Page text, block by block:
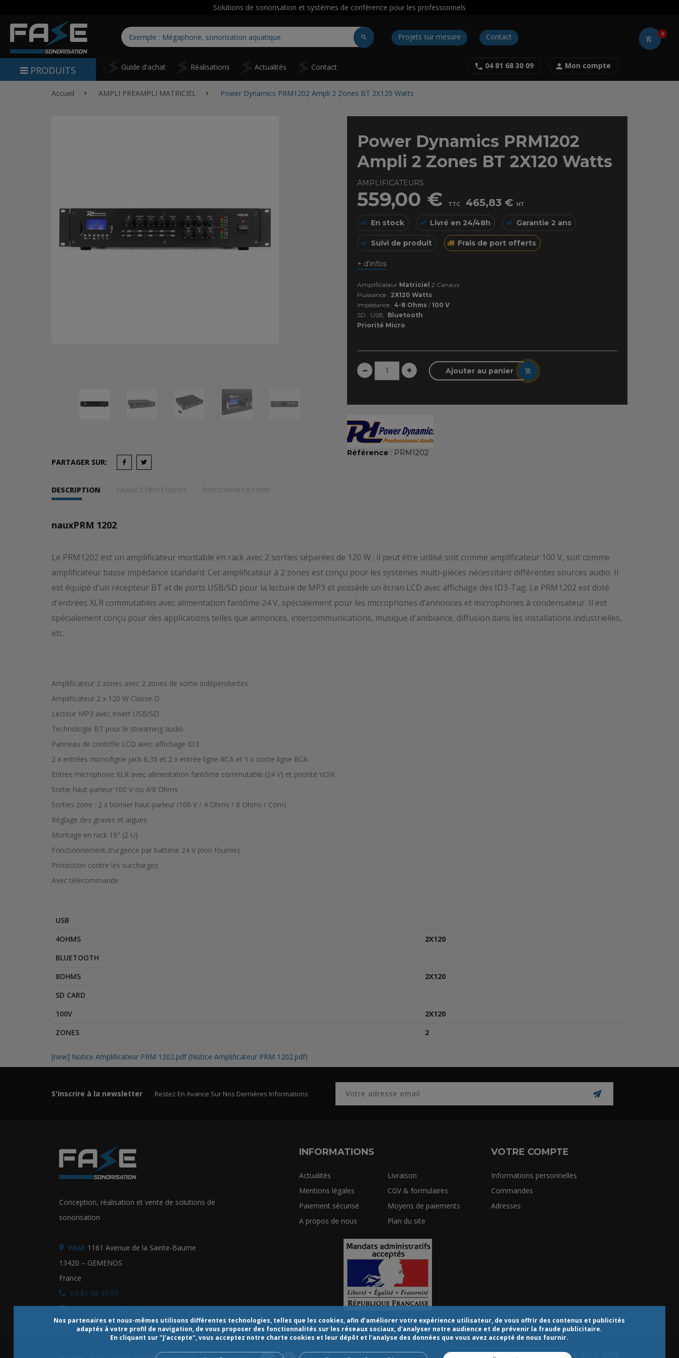
Nos partenaires et nous-mêmes utilisons différentes technologies, telles que les cookies, afin d’améliorer votre expérience utilisateur, de vous offrir des contenus et publicités
adaptés à votre profil de navigation, de vous proposer des fonctionnalités sur les réseaux sociaux, d'analyser notre audience et de prévenir la fraude publicitaire.
En cliquant sur "J'accepte", vous acceptez notre charte cookies et leur dépôt et l'analyse des données que vous avez accepté de nous fournir.
Solutions de sonorisation et systèmes de conférence pour les professionnels
PRODUITS
Projets sur mesure Contact 0
04 81 68 30 09 Mon compte
Guide d'achat Réalisations Actualités Contact
Accueil AMPLI PREAMPLI MATRICIEL Power Dynamics PRM1202 Ampli 2 Zones BT 2X120 Watts
PARTAGER SUR:
Power Dynamics PRM1202
Ampli 2 Zones BT 2X120 Watts
AMPLIFICATEURS
559,00 € TTC 465,83 € HT
En stock Livré en 24/48h Garantie 2 ans
Suivi de produit Frais de port offerts
+ d'infos
Amplificateur Matriciel 2 Canaux
Puissance : 2X120 Watts
Impédance : 4-8 Ohms / 100 V
SD, USB, Bluetooth
Priorité Micro
– + Ajouter au panier
Référence : PRM1202
DESCRIPTION
nauxPRM 1202
Le PRM1202 est un amplificateur montable en rack avec 2 sorties séparées de 120 W ; il peut être utilisé soit comme amplificateur 100 V, soit comme
amplificateur basse impédance standard. Cet amplificateur à 2 zones est conçu pour les systèmes multi-pièces nécessitant différentes sources audio. Il
est équipé d'un récepteur BT et de ports USB/SD pour la lecture de MP3 et possède un écran LCD avec affichage des ID3-Tag. Le PRM1202 est doté
d'entrées XLR commutables avec alimentation fantôme 24 V, spécialement pour les microphones d’annonces et microphones à condensateur. Il est
spécialement conçu pour des applications telles que annonces, intercommunications, musique d'ambiance, diffusion dans les installations industrielles,
etc.
Amplificateur 2 zones avec 2 zones de sortie indépendantes
Amplificateur 2 x 120 W Classe D
Lecteur MP3 avec insert USB/SD
Technologie BT pour le streaming audio
Panneau de contrôle LCD avec affichage ID3
2 x entrées micro/ligne jack 6,35 et 2 x entrée ligne RCA et 1 x sortie ligne RCA
Entrée microphone XLR avec alimentation fantôme commutable (24 V) et priorité VOIX
Sortie haut-parleur 100 V ou 4/8 Ohms
Sorties zone : 2 x bornier haut-parleur (100 V / 4 Ohms / 8 Ohms / Com)
Réglage des graves et aigues
Montage en rack 19" (2 U)
Fonctionnement d'urgence par batterie 24 V (non fournie)
Protection contre les surcharges
Avec télécommande
USB
4OHMS
2X120
BLUETOOTH
8OHMS
2X120
SD CARD
100V
2X120
ZONES
2
[new] Notice Amplificateur PRM 1202.pdf (Notice Amplificateur PRM 1202.pdf)
S'inscrire à la newsletter Restez En Avance Sur Nos Dernières Informations
Conception, réalisation et vente de solutions de
sonorisation
FASE 1161 Avenue de la Sainte-Baume
13420 – GEMENOS
France
04 81 68 30 09
contact@sonofase.fr
INFORMATIONS
Actualités
Livraison
Mentions légales
CGV & formulaires
Paiement sécurisé
Moyens de paiements
A propos de nous
Plan du site
VOTRE COMPTE
Informations personnelles
Commandes
Adresses